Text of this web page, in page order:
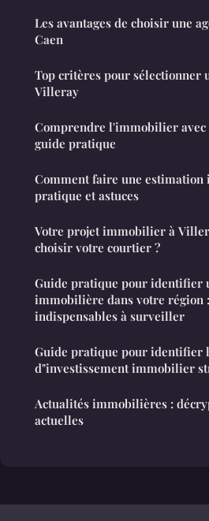
Les avantages de choisir une
Caen
Top critères pour sélectionner
Villeray
Comprendre l'immobilier
guide pratique
Comment faire une
pratique et astuces
Votre projet immobilier à
choisir votre courtier ?
Guide pratique pour identifier
immobilière dans votre région
indispensables à surveiller
Guide pratique pour identifier
d"investissement immobilier
Actualités immobilières :
actuelles